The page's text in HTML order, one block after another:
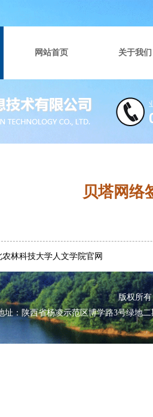
网站首页 关于我们
贝塔网络
林科技大学人文学院官网
版权所
址：陕西省杨凌示范区博学路3号绿